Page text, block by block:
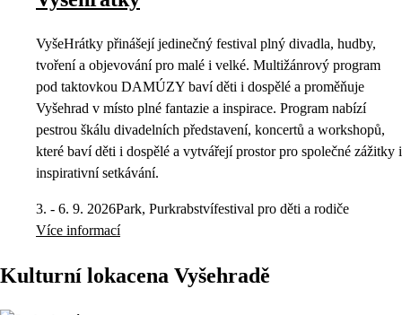
VyšeHrátky přinášejí jedinečný festival plný divadla, hudby,
tvoření a objevování pro malé i velké. Multižánrový program
pod taktovkou DAMÚZY baví děti i dospělé a proměňuje
Vyšehrad v místo plné fantazie a inspirace. Program nabízí
pestrou škálu divadelních představení, koncertů a workshopů,
které baví děti i dospělé a vytvářejí prostor pro společné zážitky i
inspirativní setkávání.
3. - 6. 9. 2026Park, Purkrabstvífestival pro děti a rodiče
Více informací
Kulturní lokacena Vyšehradě